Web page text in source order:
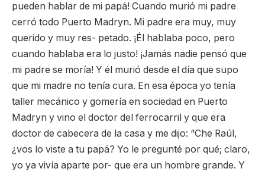
pueden hablar de mi papá! Cuando murió mi padre
cerró todo Puerto Madryn. Mi padre era muy, muy
querido y muy res- petado. ¡Él hablaba poco, pero
cuando hablaba era lo justo! ¡Jamás nadie pensó que
mi padre se moría! Y él murió desde el día que supo
que mi madre no tenía cura. En esa época yo tenía
taller mecánico y gomería en sociedad en Puerto
Madryn y vino el doctor del ferrocarril y que era
doctor de cabecera de la casa y me dijo: “Che Raúl,
¿vos lo viste a tu papá? Yo le pregunté por qué; claro,
yo ya vivía aparte por- que era un hombre grande. Y